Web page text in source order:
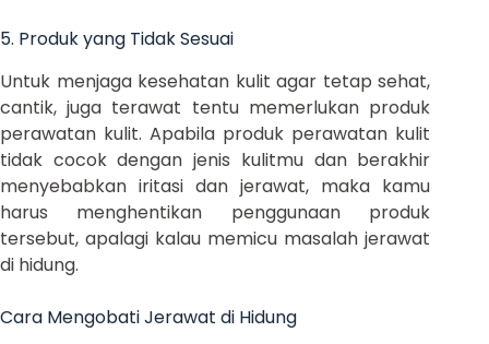
5. Produk yang Tidak Sesuai
Untuk menjaga kesehatan kulit agar tetap sehat,
cantik, juga terawat tentu memerlukan produk
perawatan kulit. Apabila produk perawatan kulit
tidak cocok dengan jenis kulitmu dan berakhir
menyebabkan iritasi dan jerawat, maka kamu
harus menghentikan penggunaan produk
tersebut, apalagi kalau memicu masalah jerawat
di hidung.
Cara Mengobati Jerawat di Hidung